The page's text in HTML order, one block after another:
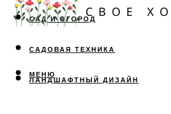
САД И ОГОРОД
САДОВАЯ ТЕХНИКА
ЛАНДШАФТНЫЙ ДИЗАЙН
МЕНЮ